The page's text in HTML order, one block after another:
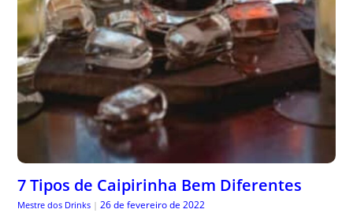
7 Tipos de Caipirinha Bem Diferentes
Mestre dos Drinks | 26 de fevereiro de 2022